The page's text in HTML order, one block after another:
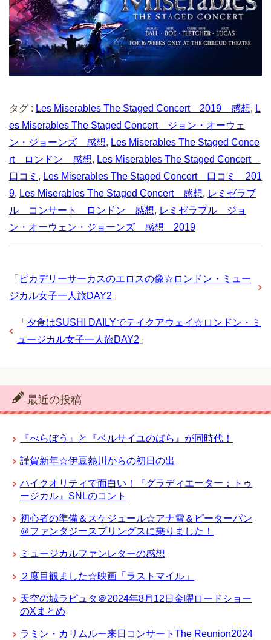
タグ : Les Miserables The Staged Concert 2019 感想, L
es Miserables The Staged Concert ジョン・オーウェ
ン・ジョーンズ 感想, Les Miserables The Staged Conce
rt ロンドン 感想, Les Miserables The Staged Concert
口コミ , Les Miserables The Staged Concert 口コミ 201
9, Les Miserables The Staged Concert 感想, レミゼラブ
ル コンサート ロンドン 感想, レミゼラブル ジョ
ン・オーウェン・ジョーンズ 感想 2019
「 ピカデリーサーカスのエロスの像☆ロンドン・ミュー
ジカル女子一人旅DAY2 」
「 夕食はSUSHI DAILYでテイクアウェイ☆ロンドン・ミ
ュージカル女子一人旅DAY2 」
最近の投稿
『べらぼう』と『ベルサイユのばら』が同時代！
謹賀新年☆伊豆熱川からの初日の出
ハイクオリティで面白い！『グラディエーター：トゥ
ージカル』SNLのコント
初心者の準備＆スケジュール☆アナ雪＆ピーターパン
＠ファンタジースプリングスに乗りました！
ミュージカルファンレターの感想
２度目観ました☆映画「ラストマイル」
天空の城ラピュタ＠2024年8月12日金曜ロードショー
のXまとめ
ラミン・カリムルー来日コンサートThe Reunion2024